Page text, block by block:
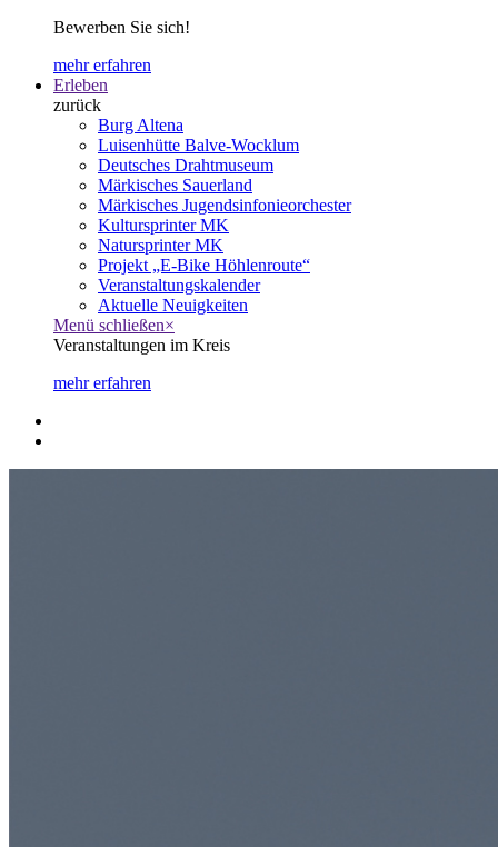
Bewerben Sie sich!
mehr erfahren
Erleben
zurück
Burg Altena
Luisenhütte Balve-Wocklum
Deutsches Drahtmuseum
Märkisches Sauerland
Märkisches Jugendsinfonieorchester
Kultursprinter MK
Natursprinter MK
Projekt „E-Bike Höhlenroute“
Veranstaltungskalender
Aktuelle Neuigkeiten
Menü schließen×
Veranstaltungen im Kreis
mehr erfahren